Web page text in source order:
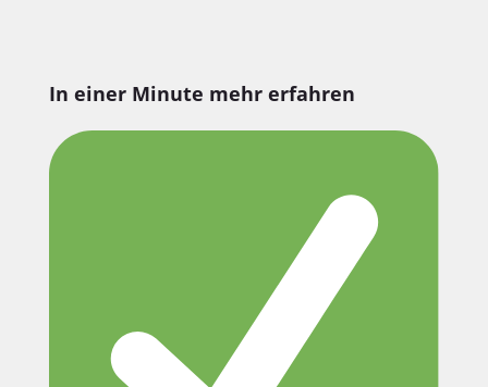
In einer Minute mehr erfahren